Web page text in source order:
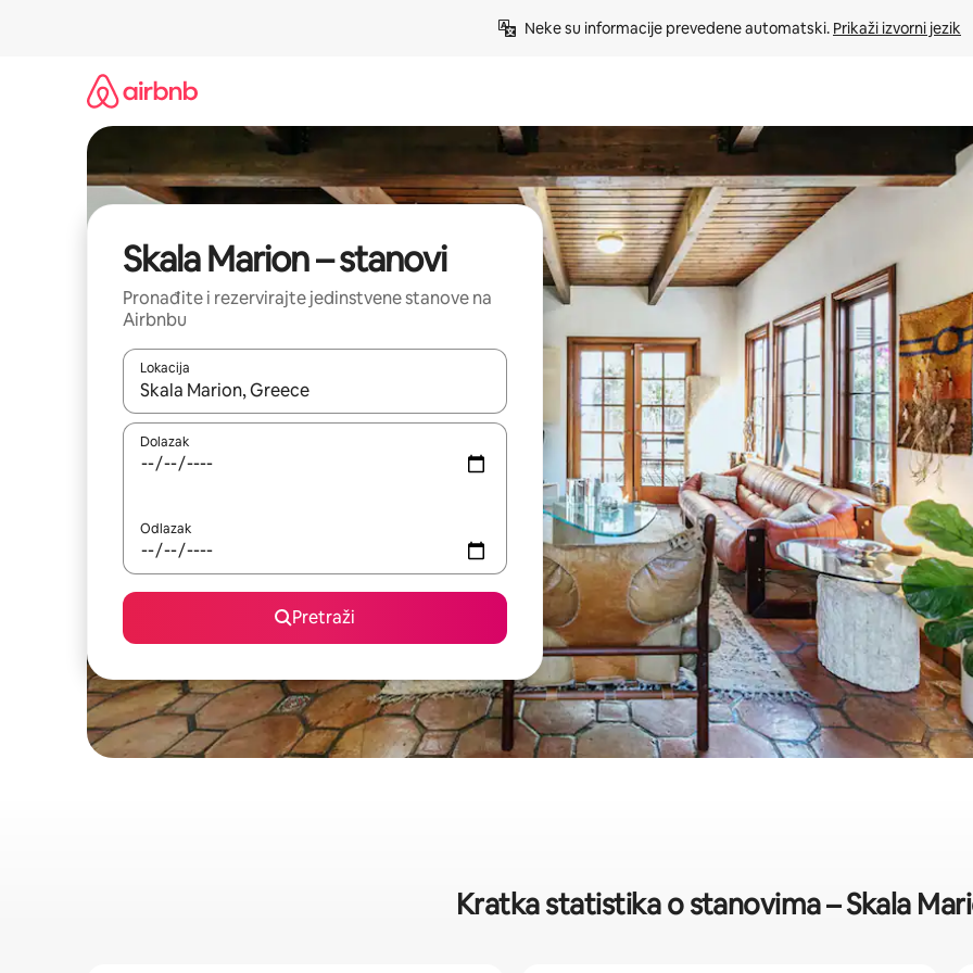
Neke su informacije prevedene automatski. Prikaži izvorni jezik
Skala Marion – stanovi
Pronađite i rezervirajte jedinstvene stanove na
Airbnbu
Lokacija
Kada budu dostupni rezultati, moći ćete ih pregledati koristeći se strelicama prema gore i prema dolje, kao i dodirom
Dolazak
Odlazak
Pretraži
Kratka statistika o stanovima – Skala